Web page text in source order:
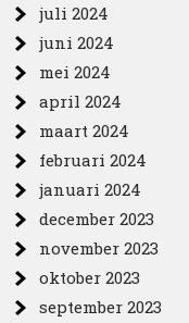
juli 2024
juni 2024
mei 2024
april 2024
maart 2024
februari 2024
januari 2024
december 2023
november 2023
oktober 2023
september 2023